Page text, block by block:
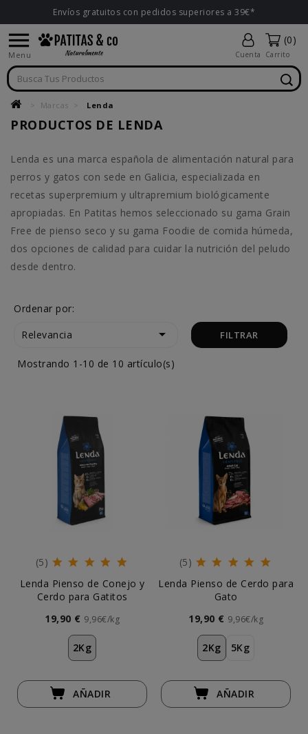
Envíos gratuitos con pedidos superiores a 39€*

Menu Cuenta
(0)
Carrito
Marcas Lenda
PRODUCTOS DE LENDA
Lenda es una marca española de alimentación natural para
perros y gatos con sede en Galicia, especializada en
recetas superpremium y ultrapremium biológicamente
apropiadas. En Patitas hemos seleccionado su gama Grain
Free de pienso seco y su gama Foodie de comida húmeda,
dos opciones de calidad para cuidar la nutrición del peludo
desde dentro.
Ordenar por:
Relevancia
 FILTRAR
Mostrando 1-10 de 10 artículo(s)
(5)
Lenda Pienso de Conejo y
Cerdo para Gatitos
19,90 € 9,96€/kg
2Kg
AÑADIR
(5)
Lenda Pienso de Cerdo para
Gato
19,90 € 9,96€/kg
2Kg 5Kg
AÑADIR